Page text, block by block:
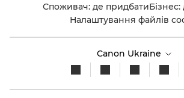
Споживач: де придбати
Налаштування файлів
Canon Ukraine